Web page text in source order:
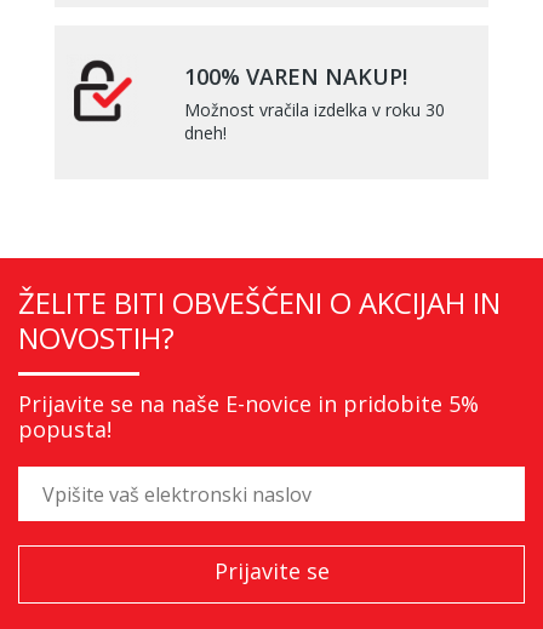
100% VAREN NAKUP!
Možnost vračila izdelka v roku 30
dneh!
ŽELITE BITI OBVEŠČENI O AKCIJAH IN
NOVOSTIH?
Prijavite se na naše E-novice in pridobite 5%
popusta!